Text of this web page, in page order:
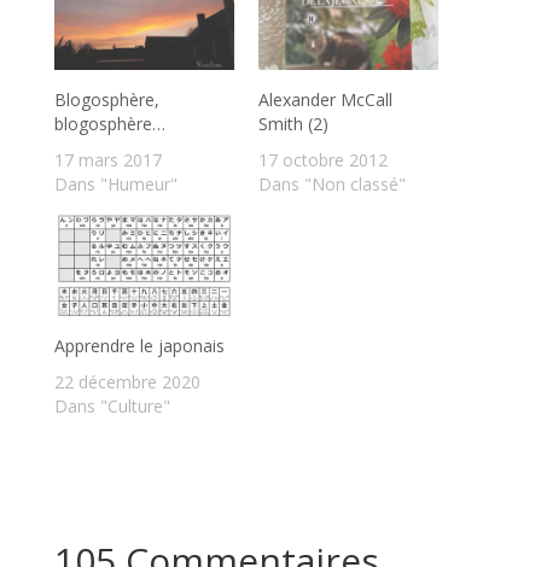
Blogosphère,
blogosphère…
17 mars 2017
Dans "Humeur"
Alexander McCall
Smith (2)
17 octobre 2012
Dans "Non classé"
Apprendre le japonais
22 décembre 2020
Dans "Culture"